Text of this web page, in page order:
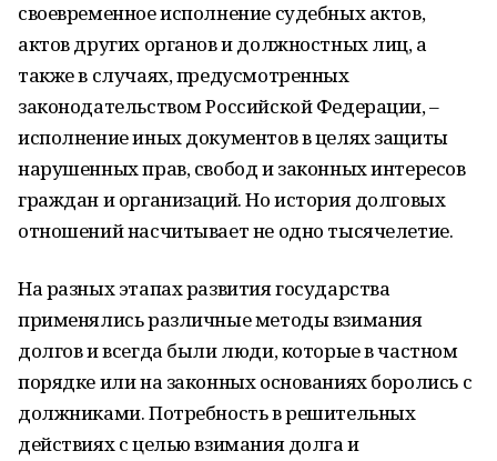
своевременное исполнение судебных актов,
актов других органов и должностных лиц, а
также в случаях, предусмотренных
законодательством Российской Федерации, –
исполнение иных документов в целях защиты
нарушенных прав, свобод и законных интересов
граждан и организаций. Но история долговых
отношений насчитывает не одно тысячелетие.
На разных этапах развития государства
применялись различные методы взимания
долгов и всегда были люди, которые в частном
порядке или на законных основаниях боролись с
должниками. Потребность в решительных
действиях с целью взимания долга и